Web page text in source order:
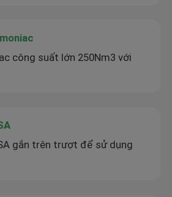
công suất lớn 250Nm3 với
gắn trên trượt để sử dụng